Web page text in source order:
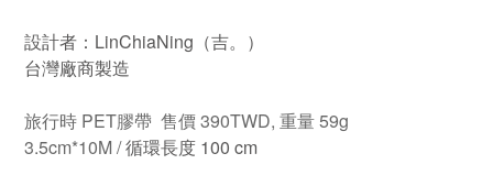
設計者：LinChiaNing（吉。）
台灣廠商製造
旅行時 PET膠帶 售價 390TWD, 重量 59g
3.5cm*10M /循環長度 100 cm